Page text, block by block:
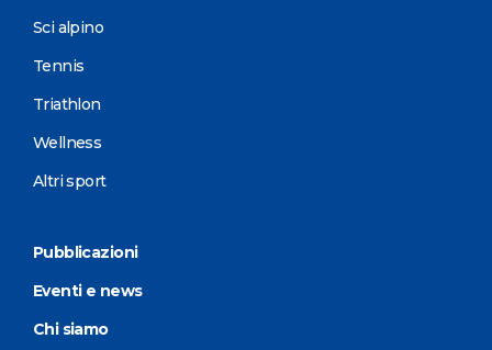
Sci alpino
Tennis
Triathlon
Wellness
Altri sport
Pubblicazioni
Eventi e news
Chi siamo